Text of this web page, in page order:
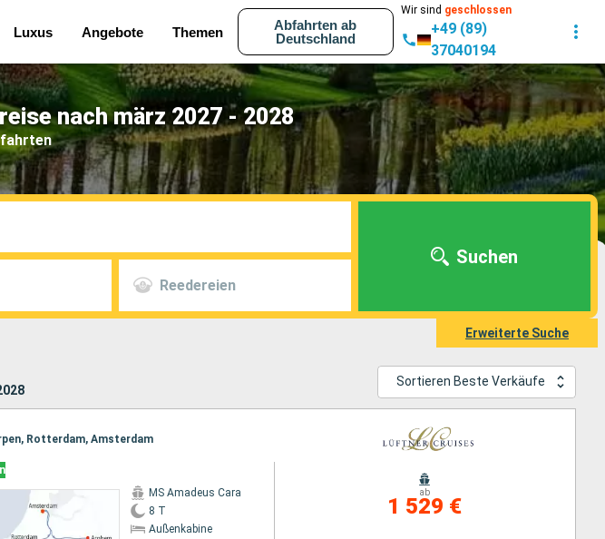
Luxus Angebote Themen
Abfahrten ab
Deutschland
Wir sind geschlossen
+49 (89)
37040194
nach märz 2027 - 2028
Reedereien
Suchen
Erweiterte Suche
Sortieren Beste Verkäufe
Rotterdam, Amsterdam
MS Amadeus Cara
8 T
Außenkabine
ab
1 529 €